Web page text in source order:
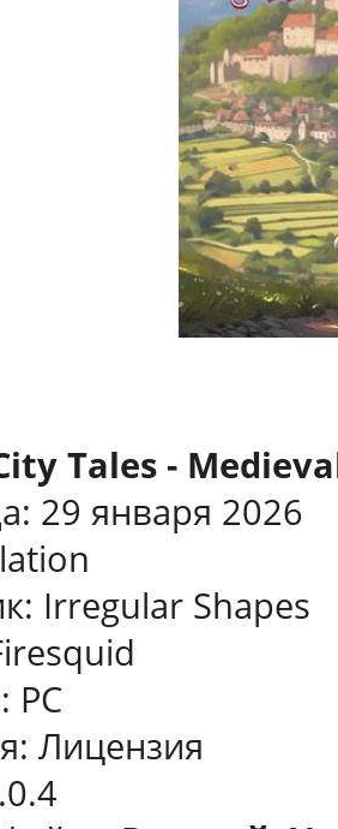
Tales -
29 января 2026
Irregular Shapes
PC
Лицензия